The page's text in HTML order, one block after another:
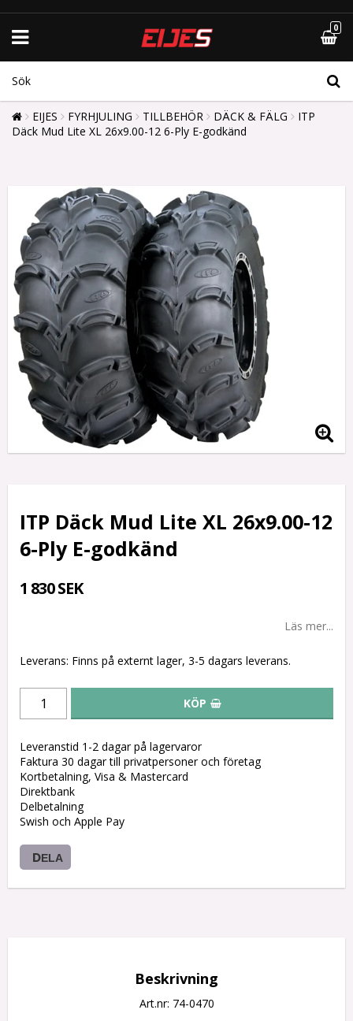
0
EIJES FYRHJULING TILLBEHÖR DÄCK & FÄLG
ITP
Däck Mud Lite XL 26x9.00-12 6-Ply E-godkänd
ITP Däck Mud Lite XL 26x9.00-12
6-Ply E-godkänd
1 830 SEK
Läs mer...
Leverans: Finns på externt lager, 3-5 dagars leverans.
KÖP
Leveranstid 1-2 dagar på lagervaror
Faktura 30 dagar till privatpersoner och företag
Kortbetalning, Visa & Mastercard
Direktbank
Delbetalning
Swish och Apple Pay
DELA
Beskrivning
Art.nr: 74-0470